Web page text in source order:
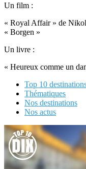
Un film :
« Royal Affair » de
« Borgen »
Un livre :
« Heureux comme un
Top 10
Thématiques
Nos destinations
Nos actus